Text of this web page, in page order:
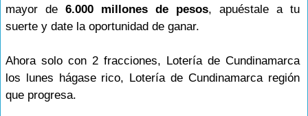
mayor de 6.000 millones de pesos, apuéstale a tu
suerte y date la oportunidad de ganar.
Ahora solo con 2 fracciones, Lotería de Cundinamarca
los lunes hágase rico, Lotería de Cundinamarca región
que progresa.